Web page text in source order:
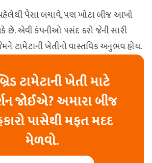
પૈસા બચાવે, પણ ખોટા બીજ આખો
છે. એવી કંપનીઓ પસંદ કરો જેની સારી
ટામેટાની ખેતીનો વાસ્તવિક અનુભવ હોય.
ટામેટાની ખેતી માટે
જોઈએ? અમારા બીજ
પાસેથી મફત મદદ
મેળવો.